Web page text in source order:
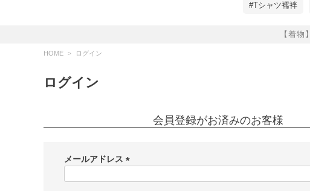
【着物】
#Tシャツ襦袢
HOME ログイン
ログイン
会員登録がお済みのお客様
メールアドレス